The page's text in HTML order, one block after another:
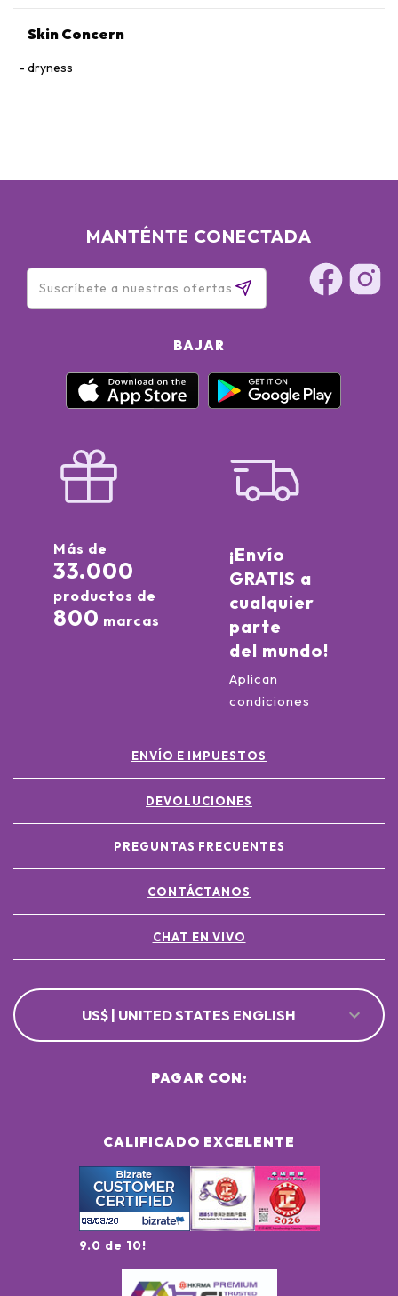
Skin Concern
dryness
MANTÉNTE CONECTADA
BAJAR
Más de
33.000
productos de
800 marcas
¡Envío
GRATIS a
cualquier
parte
del mundo!
Aplican
condiciones
ENVÍO E IMPUESTOS
DEVOLUCIONES
PREGUNTAS FRECUENTES
CONTÁCTANOS
CHAT EN VIVO
US$ | UNITED STATES ENGLISH
CALIFICADO EXCELENTE
9.0 de 10!
PAGAR CON: